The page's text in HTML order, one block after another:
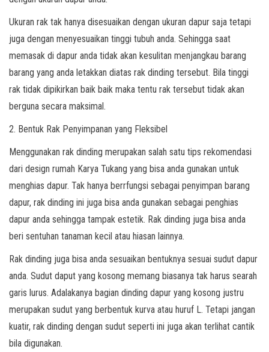
Ukuran rak tak hanya disesuaikan dengan ukuran dapur saja tetapi
juga dengan menyesuaikan tinggi tubuh anda. Sehingga saat
memasak di dapur anda tidak akan kesulitan menjangkau barang
barang yang anda letakkan diatas rak dinding tersebut. Bila tinggi
rak tidak dipikirkan baik baik maka tentu rak tersebut tidak akan
berguna secara maksimal.
2. Bentuk Rak Penyimpanan yang Fleksibel
Menggunakan rak dinding merupakan salah satu tips rekomendasi
dari design rumah Karya Tukang yang bisa anda gunakan untuk
menghias dapur. Tak hanya berrfungsi sebagai penyimpan barang
dapur, rak dinding ini juga bisa anda gunakan sebagai penghias
dapur anda sehingga tampak estetik. Rak dinding juga bisa anda
beri sentuhan tanaman kecil atau hiasan lainnya.
Rak dinding juga bisa anda sesuaikan bentuknya sesuai sudut dapur
anda. Sudut daput yang kosong memang biasanya tak harus searah
garis lurus. Adalakanya bagian dinding dapur yang kosong justru
merupakan sudut yang berbentuk kurva atau huruf L. Tetapi jangan
kuatir, rak dinding dengan sudut seperti ini juga akan terlihat cantik
bila digunakan.